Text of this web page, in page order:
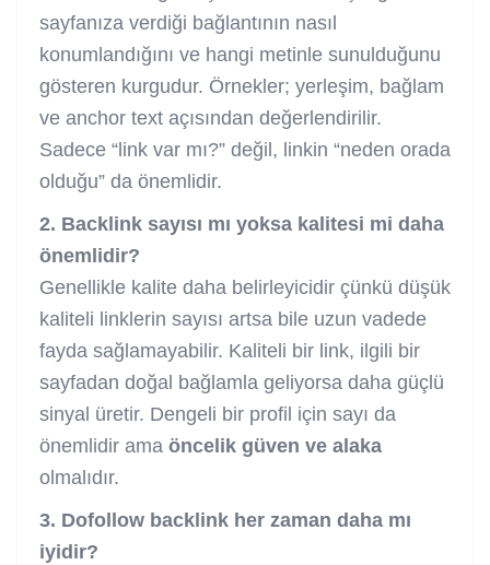
sayfanıza verdiği bağlantının nasıl
konumlandığını ve hangi metinle sunulduğunu
gösteren kurgudur. Örnekler; yerleşim, bağlam
ve anchor text açısından değerlendirilir.
Sadece “link var mı?” değil, linkin “neden orada
olduğu” da önemlidir.
2. Backlink sayısı mı yoksa kalitesi mi daha
önemlidir?
Genellikle kalite daha belirleyicidir çünkü düşük
kaliteli linklerin sayısı artsa bile uzun vadede
fayda sağlamayabilir. Kaliteli bir link, ilgili bir
sayfadan doğal bağlamla geliyorsa daha güçlü
sinyal üretir. Dengeli bir profil için sayı da
önemlidir ama öncelik güven ve alaka
olmalıdır.
3. Dofollow backlink her zaman daha mı
iyidir?